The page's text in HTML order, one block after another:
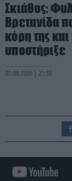
Σκιάθος:
Βρετανίδα
κόρη της
υποστήριξε
07.08.2026 | 21:55